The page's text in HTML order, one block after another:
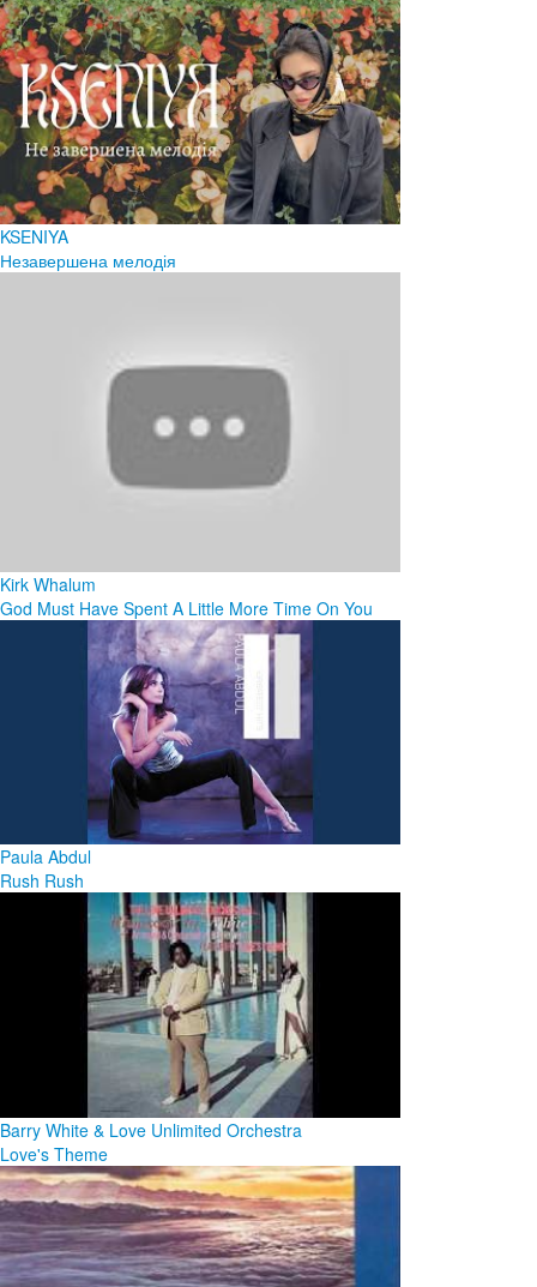
KSENIYA
Незавершена мелодія
Kirk Whalum
God Must Have Spent A Little More Time On You
Paula Abdul
Rush Rush
Barry White & Love Unlimited Orchestra
Love's Theme